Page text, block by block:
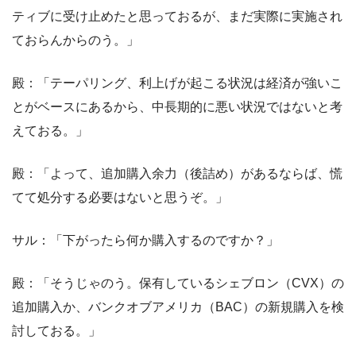
ティブに受け止めたと思っておるが、まだ実際に実施され
ておらんからのう。」
殿：「テーパリング、利上げが起こる状況は経済が強いこ
とがベースにあるから、中長期的に悪い状況ではないと考
えておる。」
殿：「よって、追加購入余力（後詰め）があるならば、慌
てて処分する必要はないと思うぞ。」
サル：「下がったら何か購入するのですか？」
殿：「そうじゃのう。保有しているシェブロン（CVX）の
追加購入か、バンクオブアメリカ（BAC）の新規購入を検
討しておる。」